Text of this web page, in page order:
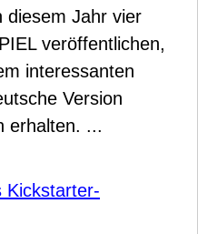
diesem Jahr vier
veröffentlichen,
interessanten
Version
erhalten. ...
Kickstarter-